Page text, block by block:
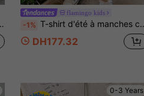
flamingo kids
-1% T-shirt d'été à manches courtes basique noir doux pour bébé fille
DH177.32
0-3 Years